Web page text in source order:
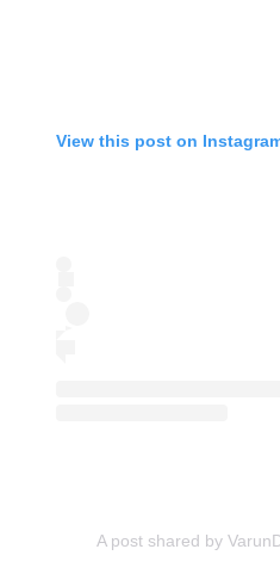
View this post on
A post shared by